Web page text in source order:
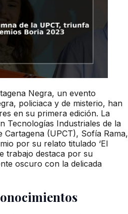
Negra, un evento
policiaca y de misterio, han
en su primera edición. La
Tecnologías Industriales de la
Cartagena (UPCT), Sofía Rama,
por su relato titulado ‘El
trabajo destaca por su
oscuro con la delicada